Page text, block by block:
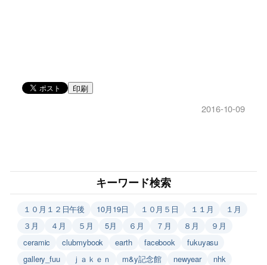
印刷
2016-10-09
キーワード検索
１０月１２日午後 10月19日 １０月５日 １１月
１月
３月
４月 ５月 5月 ６月 ７月 ８月
９月
ceramic
clubmybook earth facebook
fukuyasu
gallery_fuu
ｊａｋｅｎ m&y記念館 newyear
nhk